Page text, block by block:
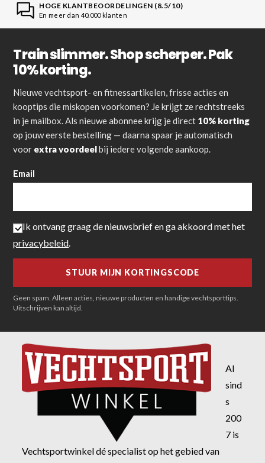
HOGE KLANTBEOORDELINGEN (8.5/10)
En meer dan 40.000 klanten
Train slimmer. Shop scherper. Pak
10% korting.
Nieuwe vechtsport- en fitnessartikelen, frisse acties en
kooptips die miskopen voorkomen? Je krijgt ze rechtstreeks
in je mailbox. Als nieuwe abonnee krijg je direct 10% korting
op jouw eerste bestelling — daarna spaar je automatisch
voor extra voordeelbij iedere volgende aankoop.
Email
Ik ontvang graag de nieuwsbrief en ga akkoord met het
privacybeleid.
Geen spam. Alleen acties, nieuwe producten en handige vechtsporttips.
Uitschrijven kan altijd.
Al
sind
s
200
7 is
Vechtsportwinkel dé specialist op het gebied van